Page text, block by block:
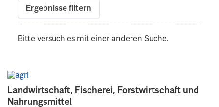
Landwirtschaft, Fischerei, Forstwirtschaft und
Nahrungsmittel
Ergebnisse filtern
Bitte versuch es mit einer anderen Suche.